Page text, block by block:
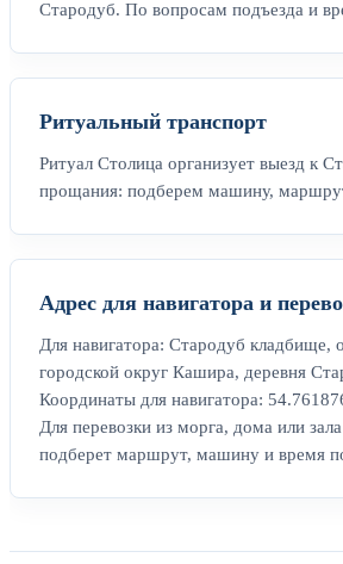
Стародуб. По вопросам подъезда и
Ритуальный транспорт
Ритуал Столица организует выезд к
прощания: подберем машину,
Адрес для навигатора и
Для навигатора: Стародуб кладбище,
городской округ Кашира, деревня
Координаты для навигатора:
Для перевозки из морга, дома или
подберет маршрут, машину и время